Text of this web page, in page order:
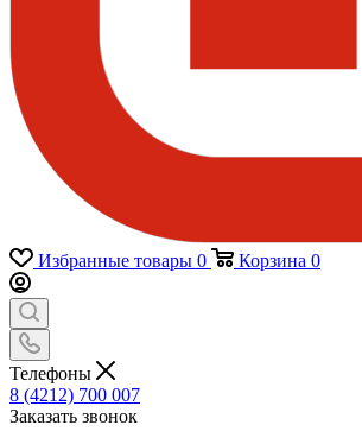
Избранные товары 0 Корзина 0
Телефоны
8 (4212) 700 007
Заказать звонок